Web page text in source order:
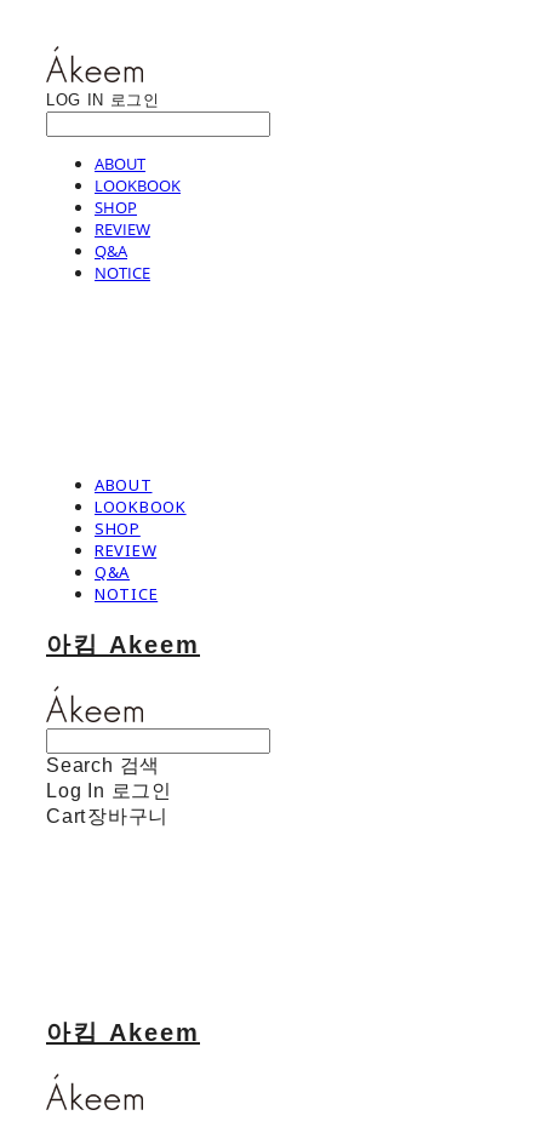
LOG IN 로그인
ABOUT
LOOKBOOK
SHOP
REVIEW
Q&A
NOTICE
ABOUT
LOOKBOOK
SHOP
REVIEW
Q&A
NOTICE
아킴 Akeem
Search 검색
Log In 로그인
Cart장바구니
아킴 Akeem